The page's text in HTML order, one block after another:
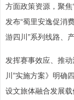
方面政策资源，聚焦
发布“蜀里安逸促消
游四川”系列线路、
发挥赛事效应、推
川”实施方案》明确
设文旅体融合发展